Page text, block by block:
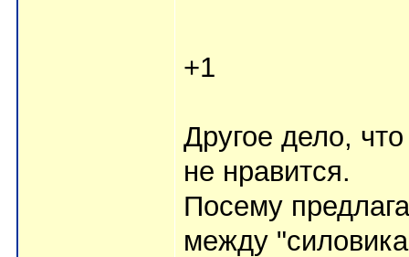
+1
Другое дело,
не нравится.
Посему
между